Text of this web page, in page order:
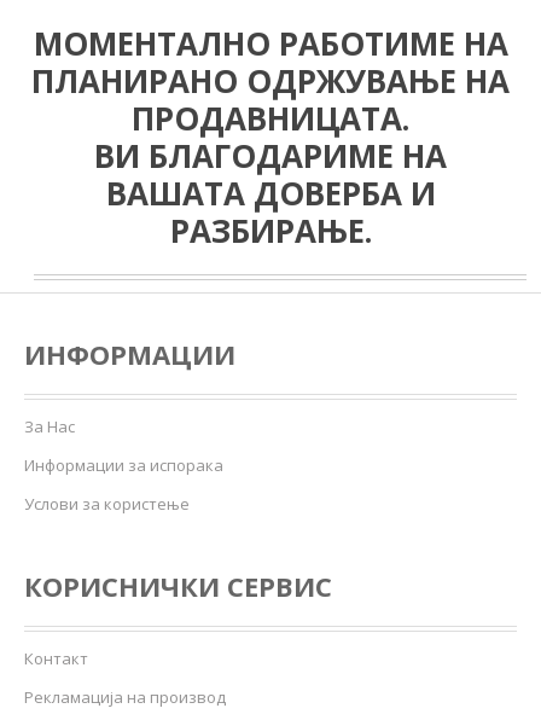
МОМЕНТАЛНО РАБОТИМЕ НА
ПЛАНИРАНО ОДРЖУВАЊЕ НА
ПРОДАВНИЦАТА.
ВИ БЛАГОДАРИМЕ НА
ВАШАТА ДОВЕРБА И
РАЗБИРАЊЕ.
ИНФОРМАЦИИ
За Нас
Информации за испорака
Услови за користење
КОРИСНИЧКИ СЕРВИС
Контакт
Рекламација на производ